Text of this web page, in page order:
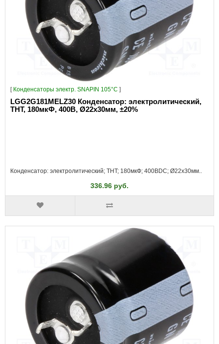
[ Конденсаторы электр. SNAPIN 105°C ]
LGG2G181MELZ30 Конденсатор: электролитический,
THT, 180мкФ, 400В, Ø22x30мм, ±20%
Конденсатор: электролитический; THT; 180мкФ; 400ВDC; Ø22x30мм..
336.96 руб.